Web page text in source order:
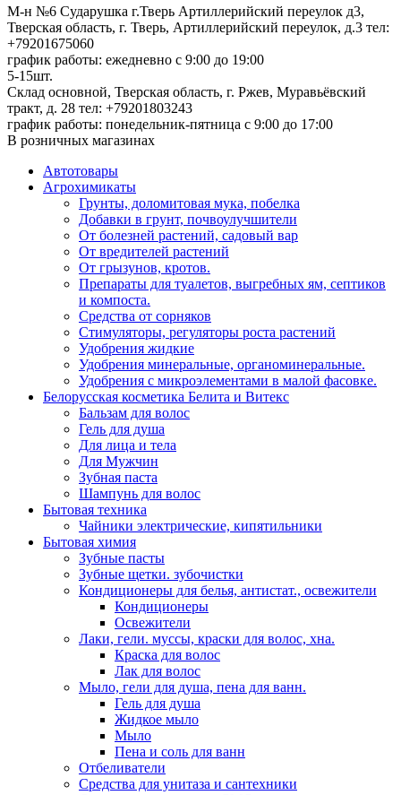
М-н №6 Сударушка г.Тверь Артиллерийский переулок д3,
Тверская область, г. Тверь, Артиллерийский переулок, д.3 тел:
+79201675060
график работы: ежедневно с 9:00 до 19:00
5-15шт.
Склад основной, Тверская область, г. Ржев, Муравьёвский
тракт, д. 28 тел: +79201803243
график работы: понедельник-пятница с 9:00 до 17:00
В розничных магазинах
Автотовары
Агрохимикаты
Грунты, доломитовая мука, побелка
Добавки в грунт, почвоулучшители
От болезней растений, садовый вар
От вредителей растений
От грызунов, кротов.
Препараты для туалетов, выгребных ям, септиков
и компоста.
Средства от сорняков
Стимуляторы, регуляторы роста растений
Удобрения жидкие
Удобрения минеральные, органоминеральные.
Удобрения с микроэлементами в малой фасовке.
Белорусская косметика Белита и Витекс
Бальзам для волос
Гель для душа
Для лица и тела
Для Мужчин
Зубная паста
Шампунь для волос
Бытовая техника
Чайники электрические, кипятильники
Бытовая химия
Зубные пасты
Зубные щетки. зубочистки
Кондиционеры для белья, антистат., освежители
Кондиционеры
Освежители
Лаки, гели. муссы, краски для волос, хна.
Краска для волос
Лак для волос
Мыло, гели для душа, пена для ванн.
Гель для душа
Жидкое мыло
Мыло
Пена и соль для ванн
Отбеливатели
Средства для унитаза и сантехники